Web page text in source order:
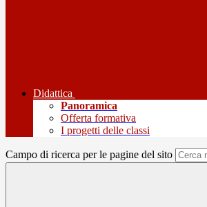
Didattica
Panoramica
Offerta formativa
I progetti delle classi
Campo di ricerca per le pagine del sito